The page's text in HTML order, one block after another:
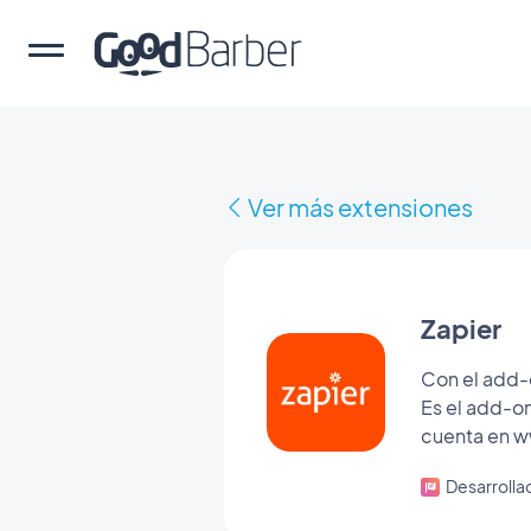
Ver más extensiones
Zapier
Con el
Es el add-
cuenta en